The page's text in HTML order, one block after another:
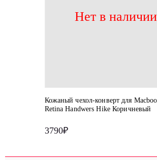
Нет в наличии
Кожаный чехол-конверт для
Retina Handwers Hike Коричневый
3790₽